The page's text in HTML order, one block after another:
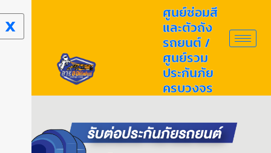
ศูนย์ซ่อมสี
และตัวถัง
รถยนต์ /
ศูนย์รวม
ประกันภัย
ครบวงจร
X